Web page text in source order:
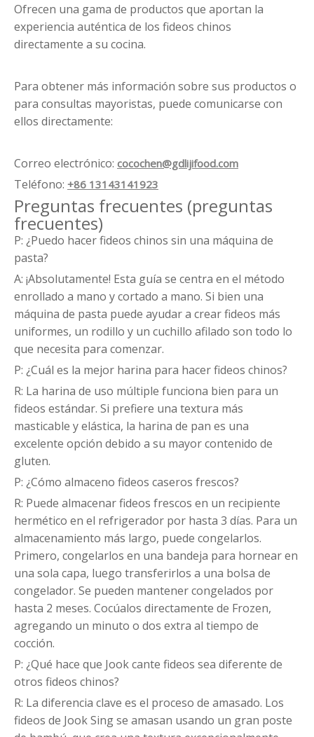
Ofrecen una gama de productos que aportan la
experiencia auténtica de los fideos chinos
directamente a su cocina.
Para obtener más información sobre sus productos o
para consultas mayoristas, puede comunicarse con
ellos directamente:
Correo electrónico: cocochen@gdlijifood.com
Teléfono: +86 13143141923
Preguntas frecuentes (preguntas
frecuentes)
P: ¿Puedo hacer fideos chinos sin una máquina de
pasta?
A: ¡Absolutamente! Esta guía se centra en el método
enrollado a mano y cortado a mano. Si bien una
máquina de pasta puede ayudar a crear fideos más
uniformes, un rodillo y un cuchillo afilado son todo lo
que necesita para comenzar.
P: ¿Cuál es la mejor harina para hacer fideos chinos?
R: La harina de uso múltiple funciona bien para un
fideos estándar. Si prefiere una textura más
masticable y elástica, la harina de pan es una
excelente opción debido a su mayor contenido de
gluten.
P: ¿Cómo almaceno fideos caseros frescos?
R: Puede almacenar fideos frescos en un recipiente
hermético en el refrigerador por hasta 3 días. Para un
almacenamiento más largo, puede congelarlos.
Primero, congelarlos en una bandeja para hornear en
una sola capa, luego transferirlos a una bolsa de
congelador. Se pueden mantener congelados por
hasta 2 meses. Cocúalos directamente de Frozen,
agregando un minuto o dos extra al tiempo de
cocción.
P: ¿Qué hace que Jook cante fideos sea diferente de
otros fideos chinos?
R: La diferencia clave es el proceso de amasado. Los
fideos de Jook Sing se amasan usando un gran poste